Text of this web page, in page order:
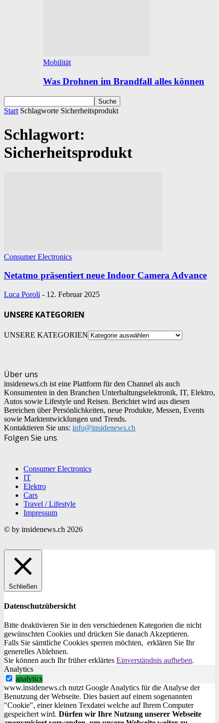
Mobilität
Was Drohnen im Brandfall alles können
Start Schlagworte Sicherheitsprodukt
Schlagwort:
Sicherheitsprodukt
Consumer Electronics
Netatmo präsentiert neue Indoor Camera Advance
Luca Poroli - 12. Februar 2025
UNSERE KATEGORIEN
UNSERE KATEGORIEN
Über uns
insidenews.ch ist eine Plattform für den Channel als auch
Konsumenten in den Branchen Unterhaltungselektronik, IT, Elektro,
Autos sowie Lifestyle und Reisen. Berichtet wird aus diesen
Bereichen über Persönlichkeiten, neue Produkte, Messen, Events
sowie Marktentwicklungen und Trends.
Kontaktieren Sie uns: info@insidenews.ch
Folgen Sie uns
Consumer Electronics
IT
Elektro
Cars
Travel / Lifestyle
Impressum
© by insidenews.ch 2026
Schließen
Datenschutzübersicht
Bitte deaktivieren Sie in den verschiedenen Kategorien die nicht
gewünschten Cookies und drücken Sie danach Akzeptieren.
Falls Sie sämtliche Cookies sperren möchten, erklären Sie Ihr
generelles Ablehnen.
Sie können auch Ihr früher erklärtes Einverständnis aufheben.
Analytics
analytics
www.insidenews.ch nutzt Google Analytics für die Analyse der
Benutzung der Webseite. Dies basiert auf einem sogenannten
"Cookie", einer kleinen Texdatei welche auf Ihrem Computer
gespeichert wird. Dürfen wir Ihre Nutzung unserer Webseite